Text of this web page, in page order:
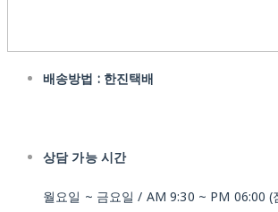
배송방법 : 한진택배
상담 가능 시간
월요일 ~ 금요일 / AM 9:30 ~ PM 06:00 (